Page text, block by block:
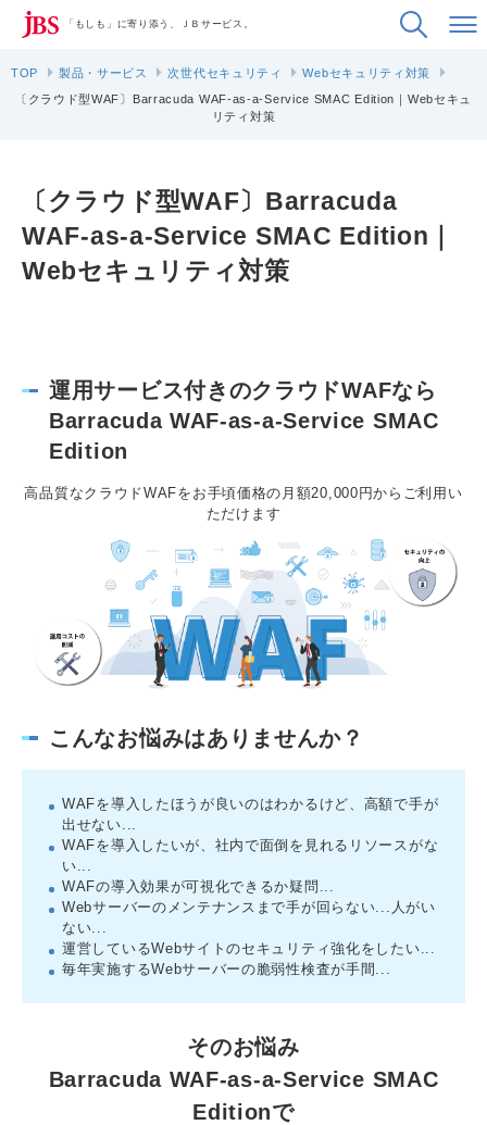
「もしも」に寄り添う、ＪＢサービス。
TOP 製品・サービス 次世代セキュリティ
Webセキュリティ対策
〔クラウド型WAF〕Barracuda WAF-as-a-Service SMAC Edition｜Webセキュ
リティ対策
〔クラウド型WAF〕Barracuda
WAF-as-a-Service SMAC Edition｜
Webセキュリティ対策
運用サービス付きのクラウドWAFなら
Barracuda WAF-as-a-Service SMAC
Edition
高品質なクラウドWAFをお手頃価格の月額20,000円からご利用い
ただけます
こんなお悩みはありませんか？
WAFを導入したほうが良いのはわかるけど、高額で手が
出せない...
WAFを導入したいが、社内で面倒を見れるリソースがな
い...
WAFの導入効果が可視化できるか疑問...
Webサーバーのメンテナンスまで手が回らない...人がい
ない...
運営しているWebサイトのセキュリティ強化をしたい...
毎年実施するWebサーバーの脆弱性検査が手間...
そのお悩み
Barracuda WAF-as-a-Service SMAC
Editionで